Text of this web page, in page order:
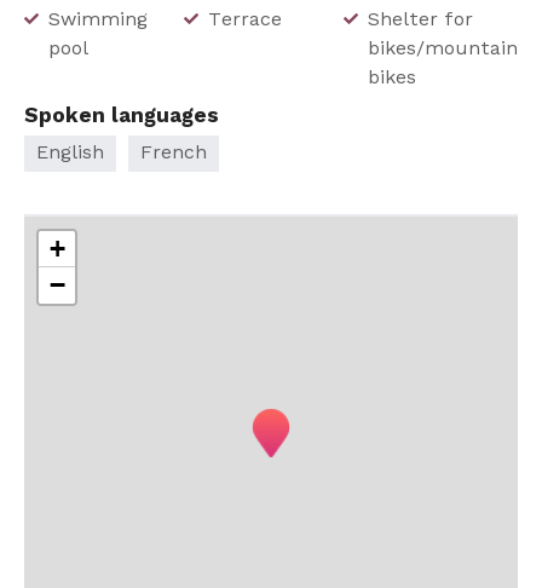
Swimming
pool
Terrace
Shelter for
bikes/mountain
bikes
Spoken languages
English French
+
−